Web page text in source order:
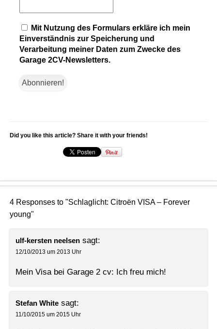
Mit Nutzung des Formulars erkläre ich mein
Einverständnis zur Speicherung und
Verarbeitung meiner Daten zum Zwecke des
Garage 2CV-Newsletters.
Did you like this article? Share it with your friends!
4 Responses to "Schlaglicht: Citroën VISA – Forever
young"
ulf-kersten neelsen sagt:
12/10/2013 um 2013 Uhr
Mein Visa bei Garage 2 cv: Ich freu mich!
Stefan White sagt:
11/10/2015 um 2015 Uhr